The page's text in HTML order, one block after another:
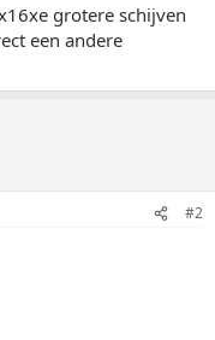
grotere schijven
een andere
#2